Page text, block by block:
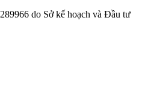
do Sở kế hoạch và Đầu tư